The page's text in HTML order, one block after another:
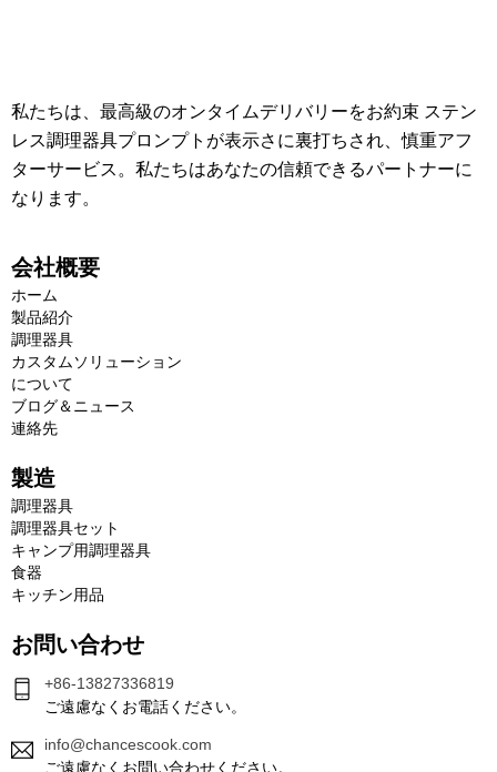
私たちは、最高級のオンタイムデリバリーをお約束 ステン
レス調理器具プロンプトが表示さに裏打ちされ、慎重アフ
ターサービス。私たちはあなたの信頼できるパートナーに
なります。
会社概要
ホーム
製品紹介
調理器具
カスタムソリューション
について
ブログ＆ニュース
連絡先
製造
調理器具
調理器具セット
キャンプ用調理器具
食器
キッチン用品
お問い合わせ
+86-13827336819
ご遠慮なくお電話ください。
info@chancescook.com
ご遠慮なくお問い合わせください。